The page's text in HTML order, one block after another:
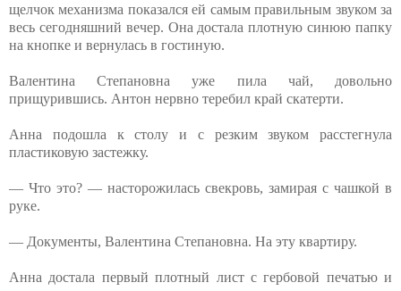
щелчок механизма показался ей самым правильным звуком за
весь сегодняшний вечер. Она достала плотную синюю папку
на кнопке и вернулась в гостиную.
Валентина Степановна уже пила чай, довольно
прищурившись. Антон нервно теребил край скатерти.
Анна подошла к столу и с резким звуком расстегнула
пластиковую застежку.
— Что это? — насторожилась свекровь, замирая с чашкой в
руке.
— Документы, Валентина Степановна. На эту квартиру.
Анна достала первый плотный лист с гербовой печатью и